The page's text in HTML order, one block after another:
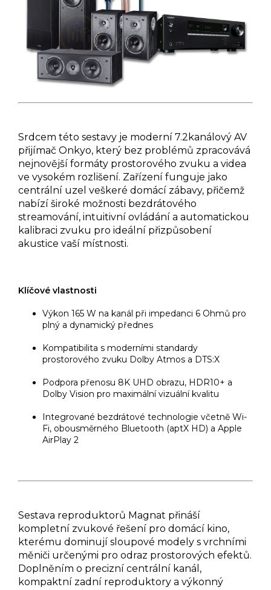
Srdcem této sestavy je moderní 7.2kanálový AV
přijímač Onkyo, který bez problémů zpracovává
nejnovější formáty prostorového zvuku a videa
ve vysokém rozlišení. Zařízení funguje jako
centrální uzel veškeré domácí zábavy, přičemž
nabízí široké možnosti bezdrátového
streamování, intuitivní ovládání a automatickou
kalibraci zvuku pro ideální přizpůsobení
akustice vaší místnosti.
Klíčové vlastnosti
Výkon 165 W na kanál při impedanci 6 Ohmů pro
plný a dynamický přednes
Kompatibilita s moderními standardy
prostorového zvuku Dolby Atmos a DTS:X
Podpora přenosu 8K UHD obrazu, HDR10+ a
Dolby Vision pro maximální vizuální kvalitu
Integrované bezdrátové technologie včetně Wi-
Fi, obousměrného Bluetooth (aptX HD) a Apple
AirPlay 2
Sestava reproduktorů Magnat přináší
kompletní zvukové řešení pro domácí kino,
kterému dominují sloupové modely s vrchními
měniči určenými pro odraz prostorových efektů.
Doplněním o precizní centrální kanál,
kompaktní zadní reproduktory a výkonný